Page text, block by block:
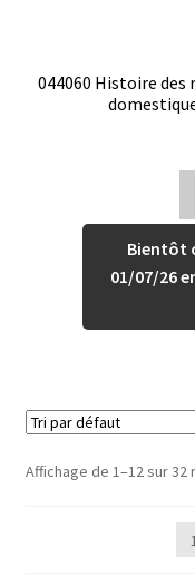
044060 Histoire
Bientôt
01/07/26
Affichage de 1–12 sur 32